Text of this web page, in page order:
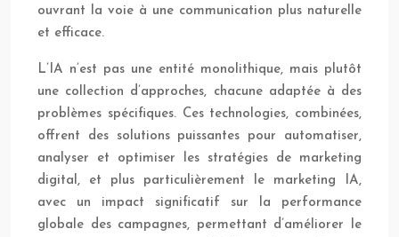
ouvrant la voie à une communication plus naturelle
et efficace.
L’IA n’est pas une entité monolithique, mais plutôt
une collection d’approches, chacune adaptée à des
problèmes spécifiques. Ces technologies, combinées,
offrent des solutions puissantes pour automatiser,
analyser et optimiser les stratégies de marketing
digital, et plus particulièrement le marketing IA,
avec un impact significatif sur la performance
globale des campagnes, permettant d’améliorer le